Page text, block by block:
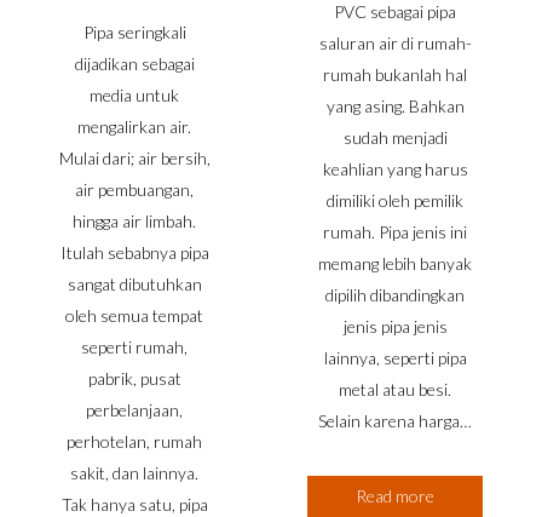
Pipa seringkali
dijadikan sebagai
media untuk
mengalirkan air.
Mulai dari; air bersih,
air pembuangan,
hingga air limbah.
Itulah sebabnya pipa
sangat dibutuhkan
oleh semua tempat
seperti rumah,
pabrik, pusat
perbelanjaan,
perhotelan, rumah
sakit, dan lainnya.
Tak hanya satu, pipa
PVC sebagai pipa
saluran air di rumah-
rumah bukanlah hal
yang asing. Bahkan
sudah menjadi
keahlian yang harus
dimiliki oleh pemilik
rumah. Pipa jenis ini
memang lebih banyak
dipilih dibandingkan
jenis pipa jenis
lainnya, seperti pipa
metal atau besi.
Selain karena harga…
Read more